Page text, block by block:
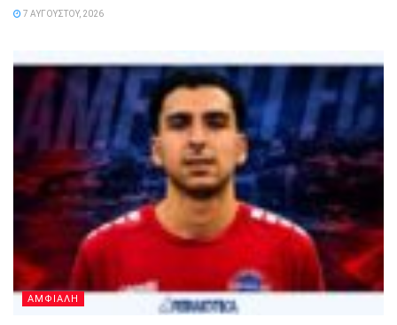
7 ΑΥΓΟΎΣΤΟΥ, 2026
ΑΜΦΙΑΛΗ